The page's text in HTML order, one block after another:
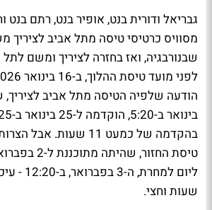
גבריאל ודורית בנט, אופיר בנט, רתם בנט
מסוויס כרטיסי טיסה מתל אביב לציריך
שבנורבגיה, ואז בחזרה לציריך ומשם
בהקדמה של כמעט 11
שעות וחצי.